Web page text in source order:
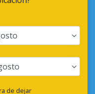
de dejar